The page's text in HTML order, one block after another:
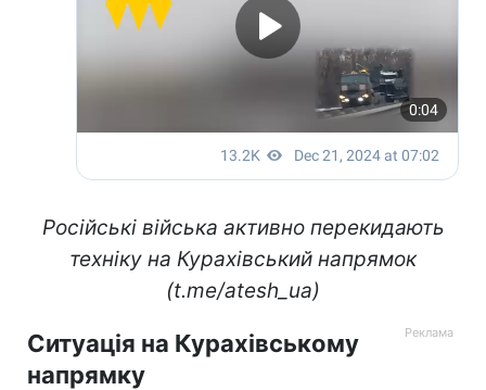
Російські війська активно перекидають
техніку на Курахівський напрямок
(t.me/atesh_ua)
Ситуація на Курахівському
напрямку